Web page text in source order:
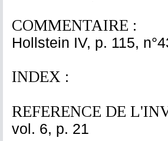
COMMENTAIRE :
Hollstein IV, p. 115,
INDEX :
REFERENCE DE
vol. 6, p. 21